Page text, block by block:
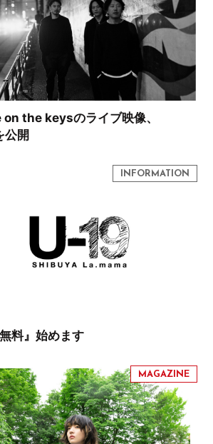
the keysのライブ映像、
公開
無料』始めます